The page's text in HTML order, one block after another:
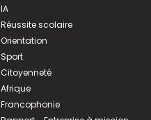
IA
Réussite scolaire
Orientation
Sport
Citoyenneté
Afrique
Francophonie